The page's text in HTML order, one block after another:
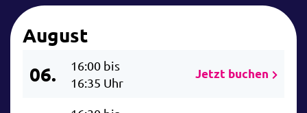
August
06.
16:00 bis
16:35 Uhr
Jetzt buchen